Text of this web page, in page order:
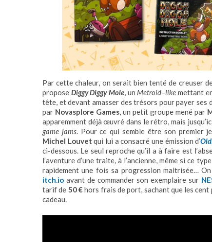
Par cette chaleur, on serait bien tenté de creuser
propose Diggy Diggy Mole, un Metroid–like mettant
tête, et devant amasser des trésors pour payer
par Novasplore Games, un petit groupe mené par
apparemment déjà œuvré dans le rétro, mais
game jams. Pour ce qui semble être son premier
Michel Louvet qui lui a consacré une émission d’
ci-dessous. Le seul reproche qu’il a à faire est
l’aventure d’une traite, à l’ancienne, même si ce
rapidement une fois sa progression maitrisée…
itch.io avant de commander son exemplaire sur
tarif de 50 € hors frais de port, sachant que les cent
cadeau.